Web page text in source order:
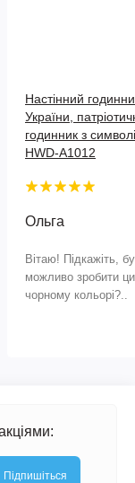
Настінний
України,
годинник з
HWD-A1012
Ольга
Вітаю! Підкажіть,
можливо зробити
чорному кольорі?..
Підпишіться